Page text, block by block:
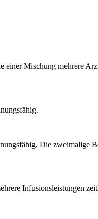
einer Mischung mehrere
Die zweimalige
Infusionsleistungen